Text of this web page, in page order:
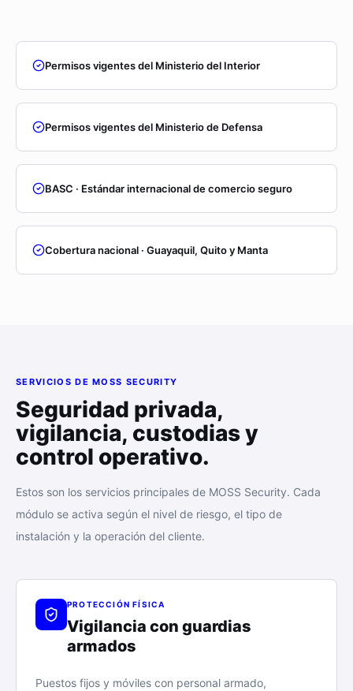
Permisos vigentes del Ministerio del Interior
Permisos vigentes del Ministerio de Defensa
BASC · Estándar internacional de comercio seguro
Cobertura nacional · Guayaquil, Quito y Manta
SERVICIOS DE MOSS SECURITY
Seguridad privada,
vigilancia, custodias y
control operativo.
Estos son los servicios principales de MOSS Security. Cada
módulo se activa según el nivel de riesgo, el tipo de
instalación y la operación del cliente.
PROTECCIÓN FÍSICA
Vigilancia con guardias
armados
Puestos fijos y móviles con personal armado,